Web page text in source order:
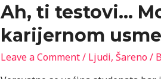
Ah, ti testovi…
karijernom
Leave a Comment/ Ljudi, Šareno/